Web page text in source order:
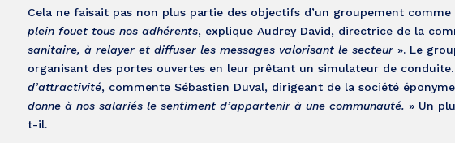
Cela ne faisait pas non plus partie des objectifs d’un groupement comme
plein fouet tous nos adhérents, explique Audrey David, directrice de la
sanitaire, à relayer et diffuser les messages valorisant le secteur». Le
organisant des portes ouvertes en leur prêtant un simulateur de conduite.
d’attractivité, commente Sébastien Duval, dirigeant de la société
donne à nos salariés le sentiment d’appartenir à une communauté. » Un
t-il.